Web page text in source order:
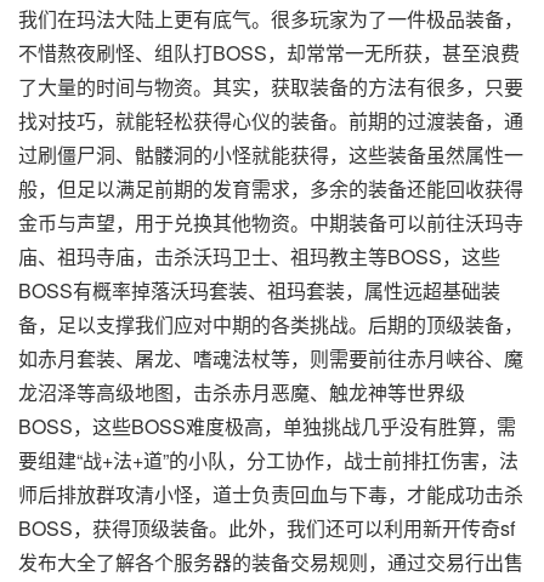
我们在玛法大陆上更有底气。很多玩家为了一件极品装备，
不惜熬夜刷怪、组队打BOSS，却常常一无所获，甚至浪费
了大量的时间与物资。其实，获取装备的方法有很多，只要
找对技巧，就能轻松获得心仪的装备。前期的过渡装备，通
过刷僵尸洞、骷髅洞的小怪就能获得，这些装备虽然属性一
般，但足以满足前期的发育需求，多余的装备还能回收获得
金币与声望，用于兑换其他物资。中期装备可以前往沃玛寺
庙、祖玛寺庙，击杀沃玛卫士、祖玛教主等BOSS，这些
BOSS有概率掉落沃玛套装、祖玛套装，属性远超基础装
备，足以支撑我们应对中期的各类挑战。后期的顶级装备，
如赤月套装、屠龙、嗜魂法杖等，则需要前往赤月峡谷、魔
龙沼泽等高级地图，击杀赤月恶魔、触龙神等世界级
BOSS，这些BOSS难度极高，单独挑战几乎没有胜算，需
要组建“战+法+道”的小队，分工协作，战士前排扛伤害，法
师后排放群攻清小怪，道士负责回血与下毒，才能成功击杀
BOSS，获得顶级装备。此外，我们还可以利用新开传奇sf
发布大全了解各个服务器的装备交易规则，通过交易行出售